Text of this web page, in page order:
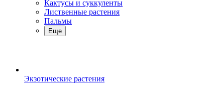
Кактусы и суккуленты
Лиственные растения
Пальмы
Еще
Экзотические растения